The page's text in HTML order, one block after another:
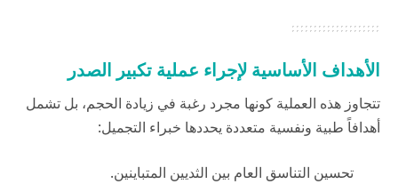
الأهداف الأساسية لإجراء عملية تكبير الصدر
تتجاوز هذه العملية كونها مجرد رغبة في زيادة الحجم، بل تشمل
أهدافاً طبية ونفسية متعددة يحددها خبراء التجميل:
تحسين التناسق العام بين الثديين المتباينين.